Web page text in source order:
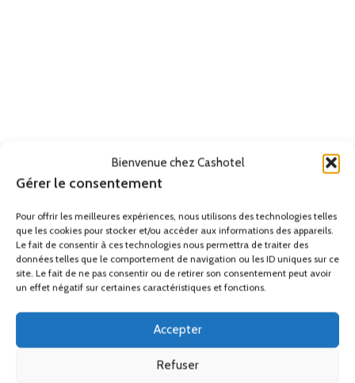
Bienvenue chez Cashotel
Gérer le consentement
Pour offrir les meilleures expériences, nous utilisons des technologies telles
que les cookies pour stocker et/ou accéder aux informations des appareils.
Le fait de consentir à ces technologies nous permettra de traiter des
données telles que le comportement de navigation ou les ID uniques sur ce
site. Le fait de ne pas consentir ou de retirer son consentement peut avoir
un effet négatif sur certaines caractéristiques et fonctions.
Accepter
Refuser